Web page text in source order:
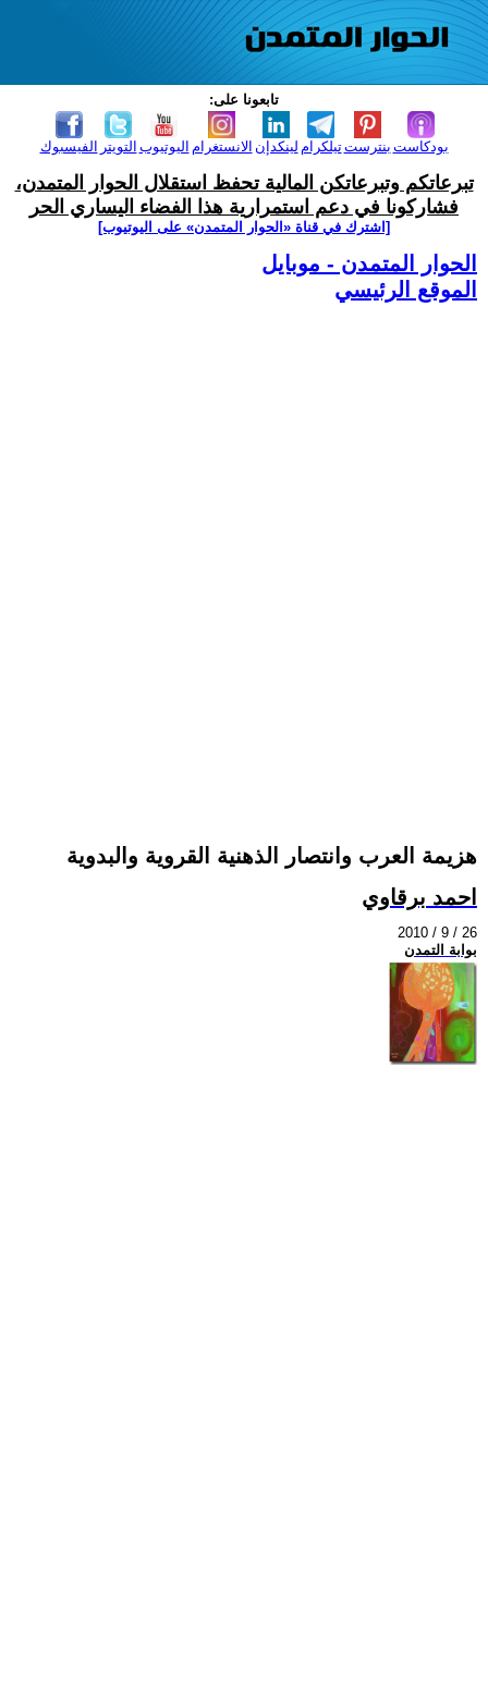
تابعونا على:
الفيسبوك التويتر اليوتيوب الانستغرام لينكدإن تيلكرامبنترست بودكاست
تبرعاتكم وتبرعاتكن المالية تحفظ استقلال الحوار المتمدن،
فشاركونا في دعم استمرارية هذا الفضاء اليساري الحر
[اشترك في قناة ‫«الحوار المتمدن» على اليوتيوب]
الحوار المتمدن - موبايل
الموقع الرئيسي
هزيمة العرب وانتصار الذهنية القروية والبدوية
احمد برقاوي
2010 / 9 / 26
بوابة التمدن